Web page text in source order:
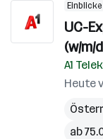
Einblicke
UC-
(w/m/
A1
Heute
ab